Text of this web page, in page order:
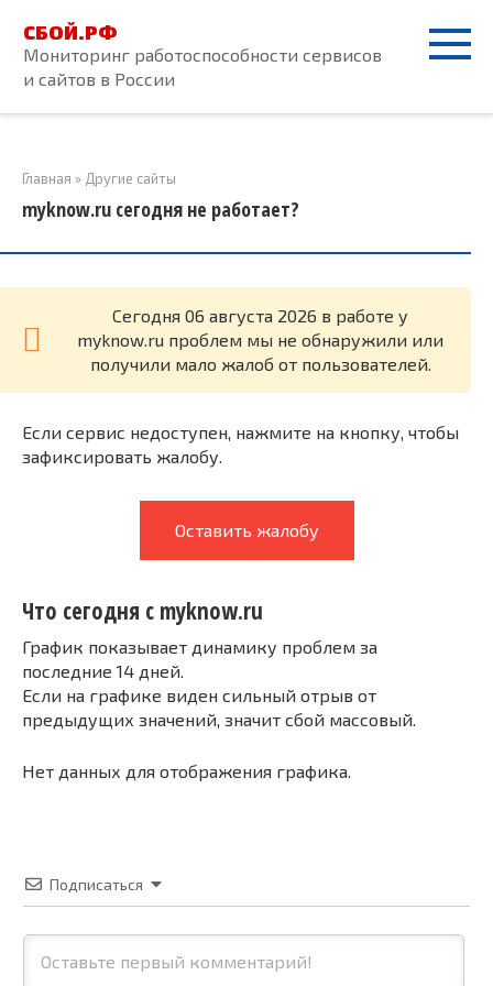
контенту
СБОЙ.РФ
Мониторинг работоспособности сервисов
и сайтов в России
Главная » Другие сайты
myknow.ru сегодня не работает?
Cегодня 06 августа 2026 в работе у
myknow.ru проблем мы не обнаружили или
получили мало жалоб от пользователей.
Если сервис недоступен, нажмите на кнопку, чтобы
зафиксировать жалобу.
Оставить жалобу
Что сегодня с myknow.ru
График показывает динамику проблем за
последние 14 дней.
Если на графике виден сильный отрыв от
предыдущих значений, значит сбой массовый.
Нет данных для отображения графика.
Подписаться